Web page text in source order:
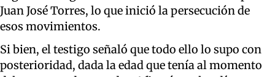
Juan José Torres, lo que inició la persecución de
esos movimientos.
Si bien, el testigo señaló que todo ello lo supo con
posterioridad, dada la edad que tenía al momento